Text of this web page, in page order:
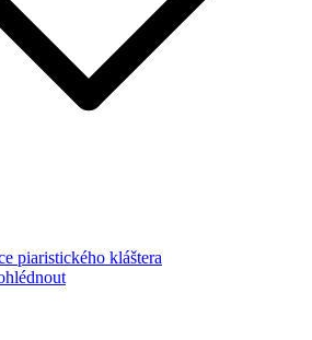
piaristického kláštera